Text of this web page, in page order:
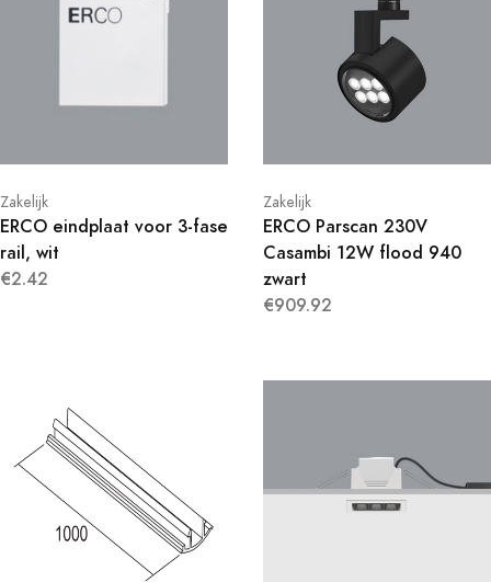
Zakelijk
ERCO eindplaat voor 3-fase
rail, wit
€2.42
Zakelijk
ERCO Parscan 230V
Casambi 12W flood 940
zwart
€909.92